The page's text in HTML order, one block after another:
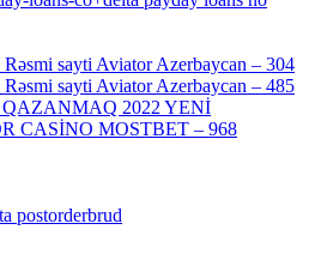
sayti Aviator Azerbaycan – 304
sayti Aviator Azerbaycan – 485
2022 YENİ
CASİNO MOSTBET – 968
postorderbrud